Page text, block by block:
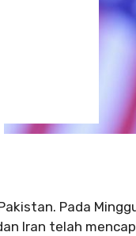
Pada
Iran telah